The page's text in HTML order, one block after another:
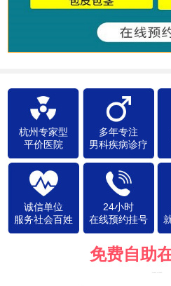
杭州专家型
平价医院
多年专注
男科疾病诊疗
诚信单位
服务社会百姓
24小时
在线预约挂号
免费自助